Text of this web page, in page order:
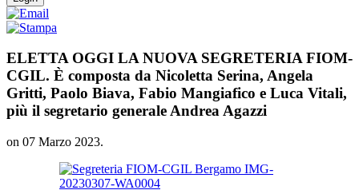
ELETTA OGGI LA NUOVA SEGRETERIA FIOM-
CGIL. È composta da Nicoletta Serina, Angela
Gritti, Paolo Biava, Fabio Mangiafico e Luca Vitali,
più il segretario generale Andrea Agazzi
on 07 Marzo 2023.